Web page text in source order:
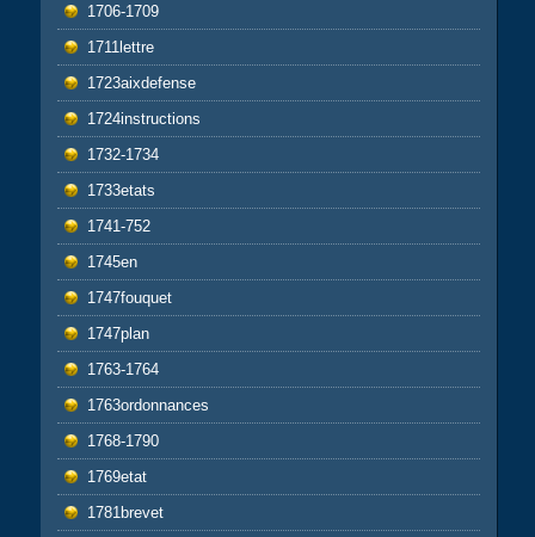
1706-1709
1711lettre
1723aixdefense
1724instructions
1732-1734
1733etats
1741-752
1745en
1747fouquet
1747plan
1763-1764
1763ordonnances
1768-1790
1769etat
1781brevet